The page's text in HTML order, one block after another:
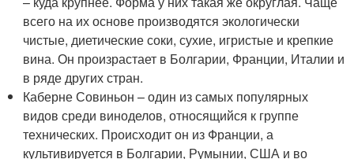
всего на их основе производятся экологически
чистые, диетические соки, сухие, игристые и крепкие
вина. Он произрастает в Болгарии, Франции, Италии и
в ряде других стран.
Каберне Совиньон – один из самых популярных
видов среди виноделов, относящийся к группе
технических. Происходит он из Франции, а
культивируется в Болгарии, Румынии, США и во